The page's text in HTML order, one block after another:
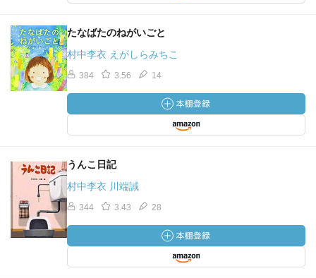
たなばたのねがいごと
村中李衣 えがしらみちこ
384 3.56 14
うんこ日記
村中李衣 川端誠
344 3.43 28